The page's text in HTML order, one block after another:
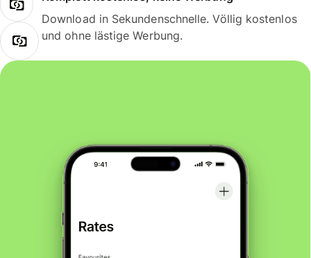
Download in Sekundenschnelle. Völlig kostenlos
und ohne lästige Werbung.